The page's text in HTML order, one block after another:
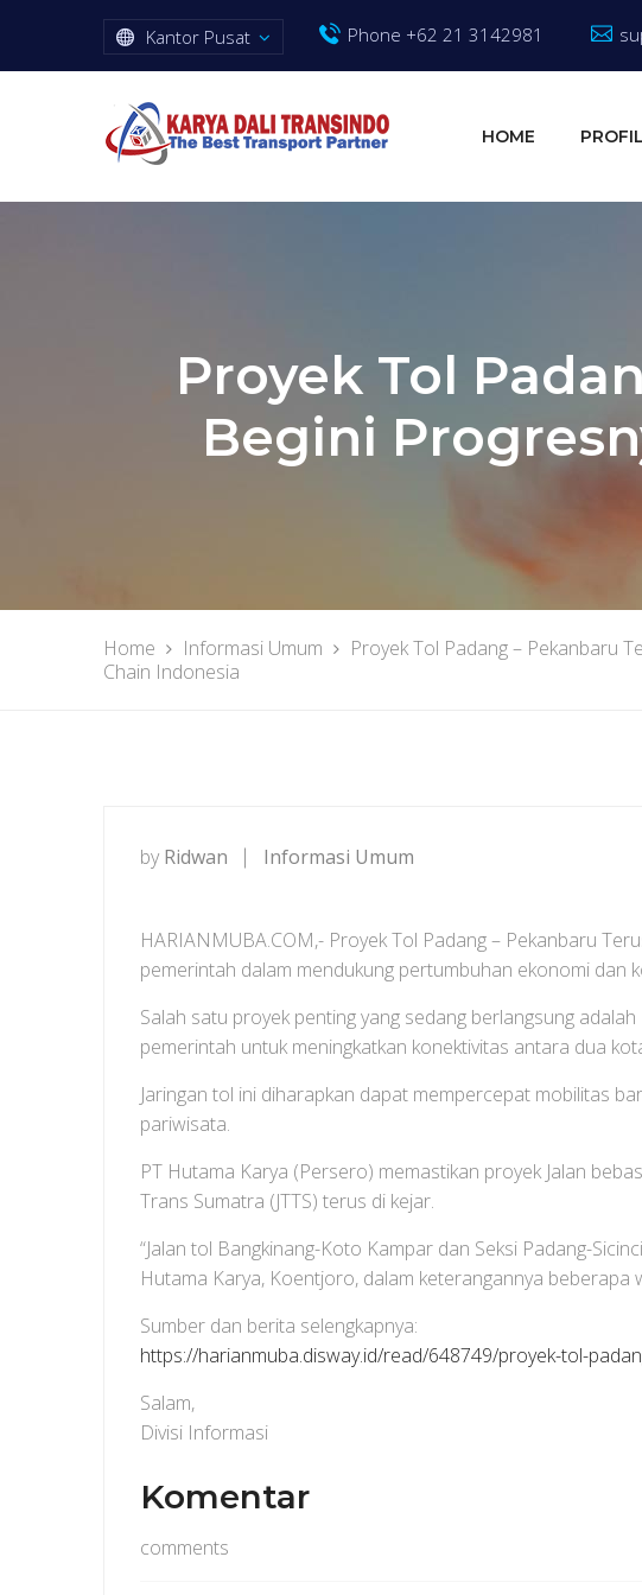
Kantor Pusat Phone +62 21 3142981
HOME PROFIL
Proyek Tol
Begini
Home Informasi Umum
Proyek Tol Padang – Pekanbaru
Chain Indonesia
by Ridwan Informasi Umum
HARIANMUBA.COM,- Proyek Tol Padang – Pekanbaru
pemerintah dalam mendukung pertumbuhan ekonomi dan
Salah satu proyek penting yang sedang berlangsung
pemerintah untuk meningkatkan konektivitas antara dua
Jaringan tol ini diharapkan dapat mempercepat mobilitas
pariwisata.
PT Hutama Karya (Persero) memastikan proyek Jalan
Trans Sumatra (JTTS) terus di kejar.
“Jalan tol Bangkinang-Koto Kampar dan Seksi Padang-
Hutama Karya, Koentjoro, dalam keterangannya beberapa
Sumber dan berita selengkapnya:
https://harianmuba.disway.id/read/648749/proyek-tol-
Salam,
Divisi Informasi
Komentar
comments